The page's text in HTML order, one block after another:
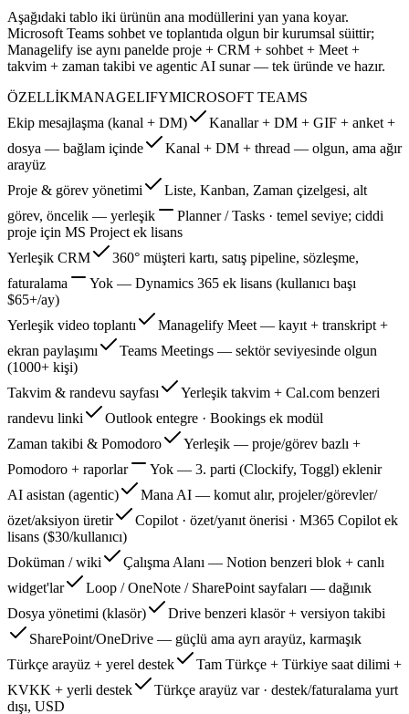
Aşağıdaki tablo iki ürünün ana modüllerini yan yana koyar.
Microsoft Teams sohbet ve toplantıda olgun bir kurumsal süittir;
Managelify ise aynı panelde proje + CRM + sohbet + Meet +
takvim + zaman takibi ve agentic AI sunar — tek üründe ve hazır.
ÖZELLİKMANAGELIFYMICROSOFT TEAMS
Ekip mesajlaşma (kanal + DM)
Kanallar + DM + GIF + anket +
dosya — bağlam içinde
Kanal + DM + thread — olgun, ama ağır
arayüz
Proje & görev yönetimi
Liste, Kanban, Zaman çizelgesi, alt
görev, öncelik — yerleşik
Planner / Tasks · temel seviye; ciddi
proje için MS Project ek lisans
Yerleşik CRM
360° müşteri kartı, satış pipeline, sözleşme,
faturalama
Yok — Dynamics 365 ek lisans (kullanıcı başı
$65+/ay)
Yerleşik video toplantı
Managelify Meet — kayıt + transkript +
ekran paylaşımı
Teams Meetings — sektör seviyesinde olgun
(1000+ kişi)
Takvim & randevu sayfası
Yerleşik takvim + Cal.com benzeri
randevu linki
Outlook entegre · Bookings ek modül
Zaman takibi & Pomodoro
Yerleşik — proje/görev bazlı +
Pomodoro + raporlar
Yok — 3. parti (Clockify, Toggl) eklenir
AI asistan (agentic)
Mana AI — komut alır, projeler/görevler/
özet/aksiyon üretir
Copilot · özet/yanıt önerisi · M365 Copilot ek
lisans ($30/kullanıcı)
Doküman / wiki
Çalışma Alanı — Notion benzeri blok + canlı
widget'lar
Loop / OneNote / SharePoint sayfaları — dağınık
Dosya yönetimi (klasör)
Drive benzeri klasör + versiyon takibi
SharePoint/OneDrive — güçlü ama ayrı arayüz, karmaşık
Türkçe arayüz + yerel destek
Tam Türkçe + Türkiye saat dilimi +
KVKK + yerli destek
Türkçe arayüz var · destek/faturalama yurt
dışı, USD